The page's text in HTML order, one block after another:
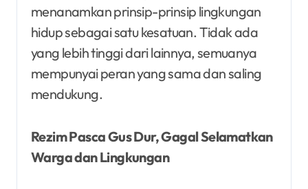
menanamkan prinsip-prinsip lingkungan
hidup sebagai satu kesatuan. Tidak ada
yang lebih tinggi dari lainnya, semuanya
mempunyai peran yang sama dan saling
mendukung.
Rezim Pasca Gus Dur, Gagal Selamatkan
Warga dan Lingkungan